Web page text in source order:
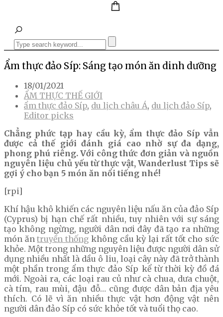
Ẩm thực đảo Síp: Sáng tạo món ăn dinh dưỡng
18/01/2021
ẨM THỰC THẾ GIỚI
ẩm thực đảo Síp, du lịch châu Á, du lịch đảo Síp,
Editor picks
Chẳng phức tạp hay cầu kỳ, ẩm thực đảo Síp vẫn
được cả thế giới đánh giá cao nhờ sự đa dạng,
phong phú riêng. Với công thức đơn giản và nguồn
nguyên liệu chủ yếu từ thực vật, Wanderlust Tips sẽ
gợi ý cho bạn 5 món ăn nổi tiếng nhé!
[rpi]
Khí hậu khô khiến các nguyên liệu nấu ăn của đảo Síp
(Cyprus) bị hạn chế rất nhiều, tuy nhiên với sự sáng
tạo không ngừng, người dân nơi đây đã tạo ra những
món ăntruyền thống không cầu kỳ lại rất tốt cho sức
khỏe. Một trong những nguyên liệu được người dân sử
dụng nhiều nhất là dầu ô liu, loại cây này đã trở thành
một phần trong ẩm thực đảo Síp kể từ thời kỳ đồ đá
mới. Ngoài ra, các loại rau củ như cà chua, dưa chuột,
cà tím, rau mùi, đậu đỗ… cũng được dân bản địa yêu
thích. Có lẽ vì ăn nhiều thực vật hơn động vật nên
người dân đảo Síp có sức khỏe tốt và tuổi thọ cao.